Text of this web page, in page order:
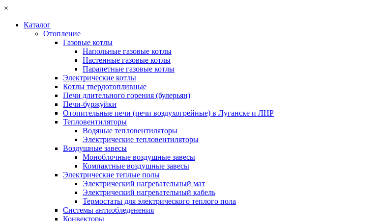
×
Каталог
Отопление
Газовые котлы
Напольные газовые котлы
Настенные газовые котлы
Парапетные газовые котлы
Электрические котлы
Котлы твердотопливные
Печи длительного горения (булерьян)
Печи-буржуйки
Отопительные печи (печи воздухогрейные) в Луганске и ЛНР
Тепловентиляторы
Водяные тепловентиляторы
Электрические тепловентиляторы
Воздушные завесы
Моноблочные воздушные завесы
Компактные воздушные завесы
Электрические теплые полы
Электрический нагревательный мат
Электрический нагревательный кабель
Термостаты для электрического теплого пола
Системы антиобледенения
Конвекторы